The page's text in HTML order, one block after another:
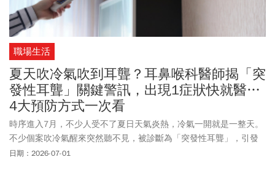
職場生活
夏天吹冷氣吹到耳聾？耳鼻喉科醫師揭「突
發性耳聾」關鍵警訊，出現1症狀快就醫…
4大預防方式一次看
時序進入7月，不少人受不了夏日天氣炎熱，冷氣一開就是一整天。
不少個案吹冷氣醒來突然聽不見，被診斷為「突發性耳聾」，引發
外界擔憂，難道冷氣真的會吹到耳聾？對此，耳鼻喉科醫師王曜解
日期：2026-07-01